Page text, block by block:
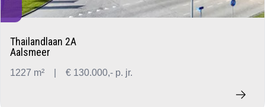
Thailandlaan 2A
Aalsmeer
1227 m² € 130.000,- p. jr.